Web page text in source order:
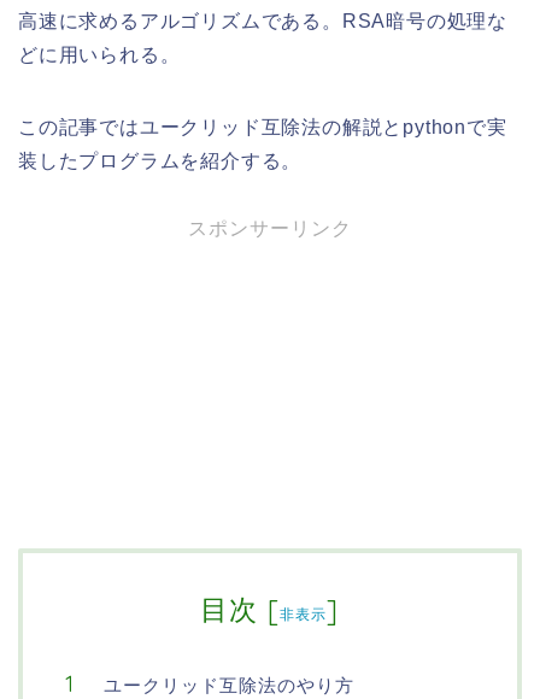
高速に求めるアルゴリズムである。RSA暗号の処理な
どに用いられる。
この記事ではユークリッド互除法の解説とpythonで実
装したプログラムを紹介する。
スポンサーリンク
目次 [非表示]
ユークリッド互除法のやり方